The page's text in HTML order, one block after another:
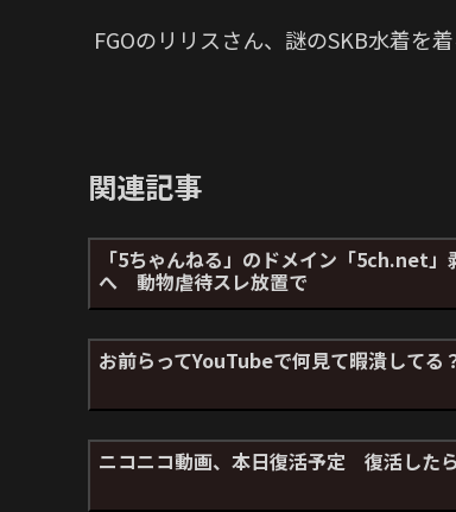
FGOのリリスさん、謎のSKB水着を
関連記事
「5ちゃんねる」のドメイン「5ch.net」
へ 動物虐待スレ放置で
お前らってYouTubeで何見て暇潰してる
ニコニコ動画、本日復活予定 復活した